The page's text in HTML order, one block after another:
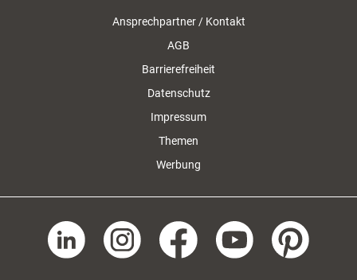
Ansprechpartner / Kontakt
AGB
Barrierefreiheit
Datenschutz
Impressum
Themen
Werbung